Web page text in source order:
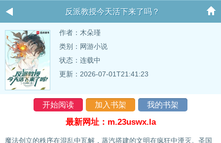
反派教授今天活下来了吗？
作者： 木朵瑾
类别：网游小说
状态：连载中
更新：2026-07-01T21:41:23
开始阅读 加入书架 我的书架
最新网址：m.23uswx.la
魔法创立的秩序在混乱中瓦解，蒸汽搭建的文明在疯狂中湮灭。圣国